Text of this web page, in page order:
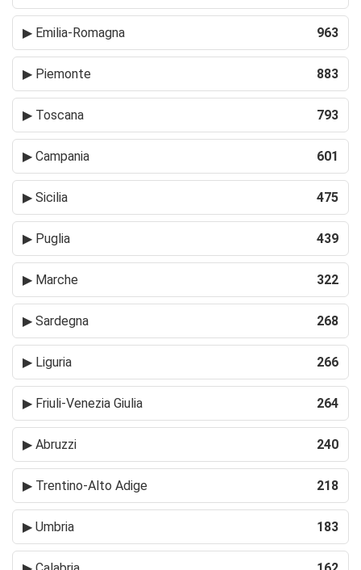
▶ Emilia-Romagna 963
▶ Piemonte 883
▶ Toscana 793
▶ Campania 601
▶ Sicilia 475
▶ Puglia 439
▶ Marche 322
▶ Sardegna 268
▶ Liguria 266
▶ Friuli-Venezia Giulia 264
▶ Abruzzi 240
▶ Trentino-Alto Adige 218
▶ Umbria 183